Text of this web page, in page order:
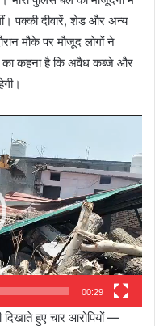
पक्की दीवारें, शेड और अन्य
मौके पर मौजूद लोगों ने
का कहना है कि अवैध कब्जे और
00:29
हुए चार आरोपियों —